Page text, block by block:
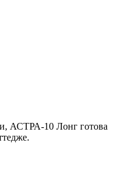
АСТРА-10 Лонг готова